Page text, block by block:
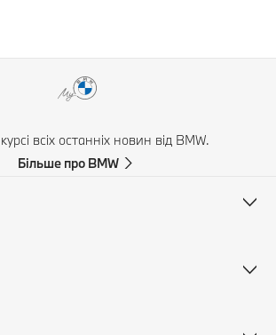
всіх останніх новин від BMW.
Більше про BMW